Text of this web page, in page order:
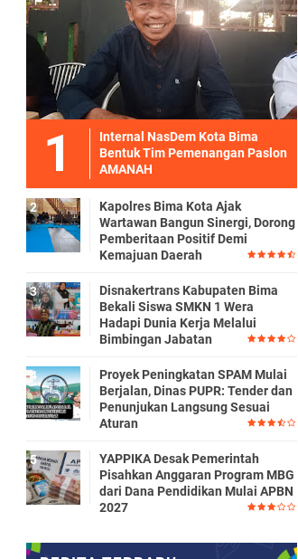
Internal NasDem Kota Bima
Bentuk Tim Pemenangan Paslon
AMANAH
Kapolres Bima Kota Ajak
Wartawan Bangun Sinergi, Dorong
Pemberitaan Positif Demi
Kemajuan Daerah
Disnakertrans Kabupaten Bima
Bekali Siswa SMKN 1 Wera
Hadapi Dunia Kerja Melalui
Bimbingan Jabatan
Proyek Peningkatan SPAM Mulai
Berjalan, Dinas PUPR: Tender dan
Penunjukan Langsung Sesuai
Aturan
YAPPIKA Desak Pemerintah
Pisahkan Anggaran Program MBG
dari Dana Pendidikan Mulai APBN
2027